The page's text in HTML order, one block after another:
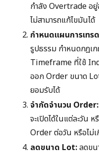
กำลัง Overtrade อยู่
ไม่สามารถแก้ไขมันได้
กำหนดแผนการเทร
รูปธรรม กำหนดกฎเ
Timeframe ที่ใช้
ออก Order ขนาด
ยอมรับได้
จำกัดจำนวน Order:
จะเปิดได้ในแต่ละวัน
Order ต่อวัน หรือไม่
ลดขนาด Lot:ลดขน